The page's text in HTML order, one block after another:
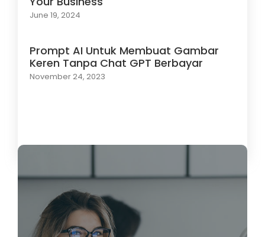
June 19, 2024
Prompt AI Untuk Membuat Gambar
Keren Tanpa Chat GPT Berbayar
November 24, 2023